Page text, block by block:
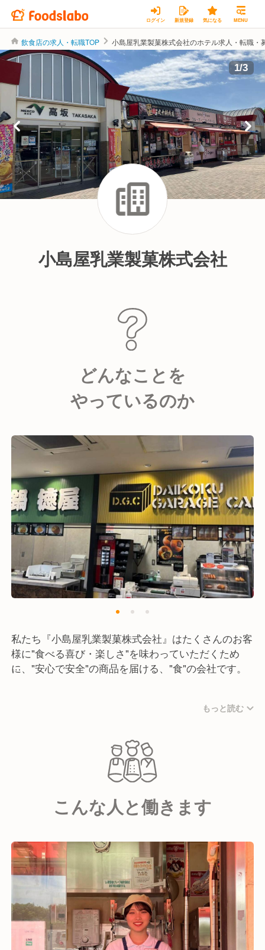
ログイン 新規登録 気になる MENU
飲食店の求人・転職TOP 小島屋乳業製菓株式会社のホテル求人・転職・
1/3
小島屋乳業製菓株式会社
どんなことを
やっているのか
私たち『小島屋乳業製菓株式会社』はたくさんのお客
様に"食べる喜び・楽しさ"を味わっていただくため
に、"安心で安全"の商品を届ける、"食"の会社です。
ームをはじめ牛乳・乳製品や洋菓子、清涼飲料や冷凍
こだわりを持って上質な商品は厚い信頼を築き上げ、
おかげさまで国内の大手食品メーカーさんやＳＡなど
多くの提供実績があります。
また、製造・販売事業のほかに現在は喫茶店・レスト
ランなどの飲食店やサービスエリアの運営事業なども
売上も順調に伸ばしており、今後も拡大していく予定
です。
創業から70年以上経ちますが、これからも当社
は"食"を通じて、お客様の豊かな生活の向上に貢献し
てまいります。
そこで現在は、会社の将来を一緒に創り上げていただ
もっと読む
こんな人と働きます